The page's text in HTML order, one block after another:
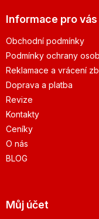
Informace pro vás
Obchodní podmínky
Podmínky ochrany
Reklamace a vrácení
Doprava a platba
Revize
Kontakty
Ceníky
O nás
BLOG
Můj účet